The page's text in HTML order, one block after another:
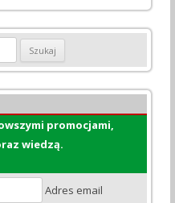
promocjami,
wiedzą.
Adres email